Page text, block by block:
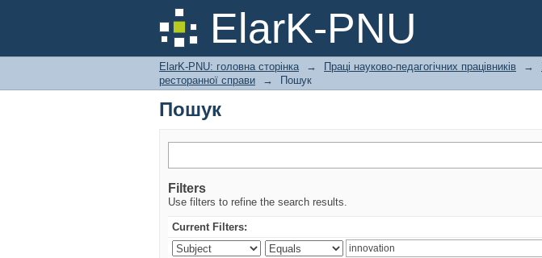
ElarK-PNU
Пошук
ElarK-PNU: головна сторінка → Праці науково-педагогічних працівників →
ресторанної справи
→ Пошук
Пошук
Filters
Use filters to refine the search results.
Current Filters: